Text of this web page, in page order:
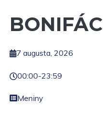
BONIFÁC
7 augusta, 2026
00:00-23:59
Meniny